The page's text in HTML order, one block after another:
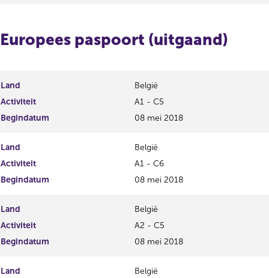
Europees paspoort (uitgaand)
Land
België
Activiteit
A1 - C5
Begindatum
08 mei 2018
Land
België
Activiteit
A1 - C6
Begindatum
08 mei 2018
Land
België
Activiteit
A2 - C5
Begindatum
08 mei 2018
Land
België